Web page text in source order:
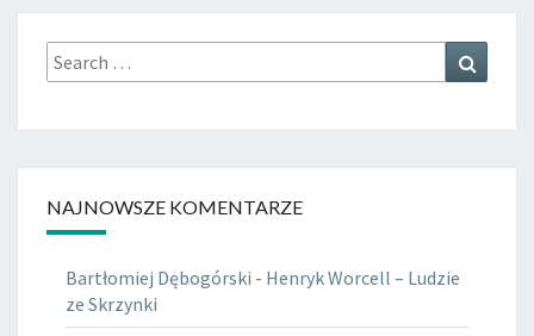
Search
for:
NAJNOWSZE KOMENTARZE
Bartłomiej Dębogórski - Henryk Worcell – Ludzie
ze Skrzynki